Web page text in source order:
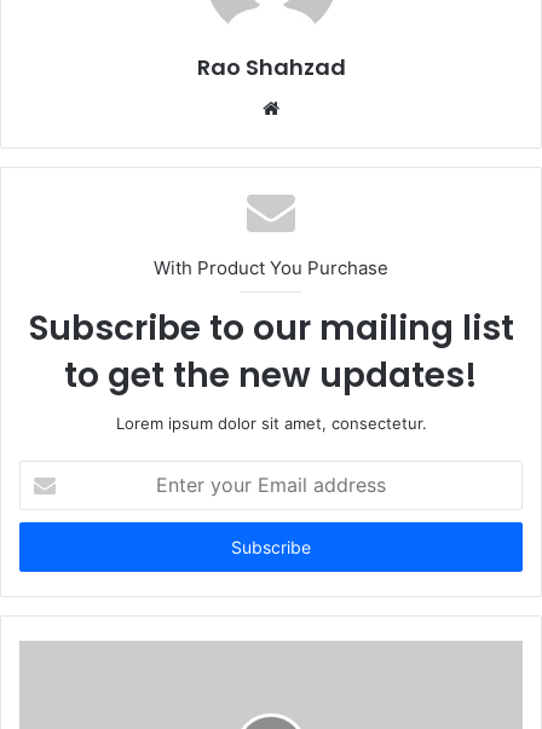
Rao Shahzad
Website
With Product You Purchase
Subscribe to our mailing list
to get the new updates!
Lorem ipsum dolor sit amet, consectetur.
your
Email